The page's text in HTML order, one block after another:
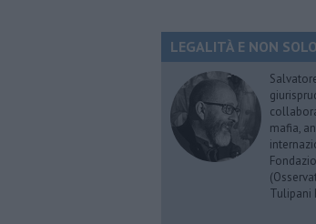
LEGALITÀ E NON
mafia,
Tulipani